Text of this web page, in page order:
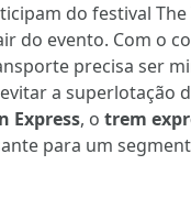
do festival
do evento. Com o
precisa ser
a superlotação
Express, o trem
para um